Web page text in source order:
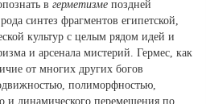
в герметизме поздней
синтез фрагментов египетской,
культур с целым рядом идей и
и арсенала мистерий. Гермес, как
от многих других богов
полиморфностью,
и динамического перемещения по